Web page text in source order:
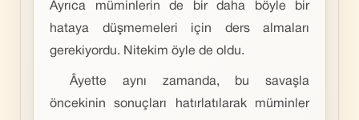
Ayrıca müminlerin de bir daha böyle bir
hataya düşmemeleri için ders almaları
gerekiyordu. Nitekim öyle de oldu.
Âyette aynı zamanda, bu savaşla
öncekinin sonuçları hatırlatılarak müminler